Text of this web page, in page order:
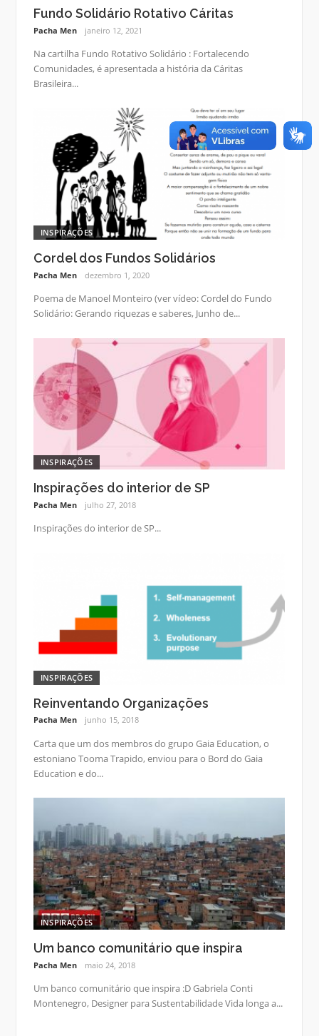
Fundo Solidário Rotativo Cáritas
Pacha Men janeiro 12, 2021
Na cartilha Fundo Rotativo Solidário : Fortalecendo
Comunidades, é apresentada a história da Cáritas
Brasileira...
INSPIRAÇÕES
Cordel dos Fundos Solidários
Pacha Men dezembro 1, 2020
Poema de Manoel Monteiro (ver vídeo: Cordel do Fundo
Solidário: Gerando riquezas e saberes, Junho de...
INSPIRAÇÕES
Inspirações do interior de SP
Pacha Men julho 27, 2018
Inspirações do interior de SP...
INSPIRAÇÕES
Reinventando Organizações
Pacha Men junho 15, 2018
Carta que um dos membros do grupo Gaia Education, o
estoniano Tooma Trapido, enviou para o Bord do Gaia
Education e do...
INSPIRAÇÕES
Um banco comunitário que inspira
Pacha Men maio 24, 2018
Um banco comunitário que inspira :D Gabriela Conti
Montenegro, Designer para Sustentabilidade Vida longa a...